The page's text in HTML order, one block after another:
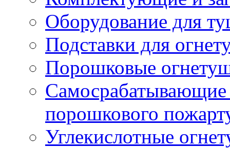
Оборудование для
Подставки для
Порошковые
порошкового
Углекислотные